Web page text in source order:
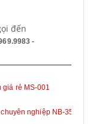
đến
-
giá rẻ MS-001
nghiệp NB-35